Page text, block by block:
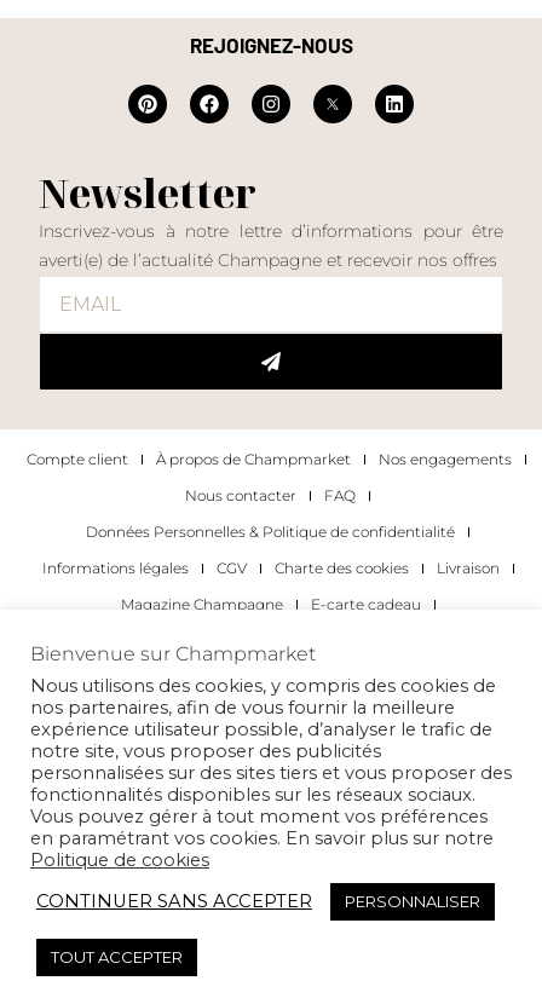
REJOIGNEZ-NOUS
Newsletter
Inscrivez-vous à notre lettre d’informations pour être
averti(e) de l’actualité Champagne et recevoir nos offres
Compte client À propos de Champmarket
Nos engagements
Nous contacter
FAQ
Données Personnelles & Politique de confidentialité
Informations légales
CGV Charte des cookies
Livraison
Magazine Champagne
E-carte cadeau
Les occasions pour déguster du champagne
Pour les particuliers
Pour les entreprises
Copyright 2022 © tous droits réservés. Champmarket.
Bienvenue sur Champmarket
Nous utilisons des cookies, y compris des cookies de
nos partenaires, afin de vous fournir la meilleure
expérience utilisateur possible, d’analyser le trafic de
notre site, vous proposer des publicités
personnalisées sur des sites tiers et vous proposer des
fonctionnalités disponibles sur les réseaux sociaux.
Vous pouvez gérer à tout moment vos préférences
en paramétrant vos cookies. En savoir plus sur notre
Politique de cookies
CONTINUER SANS ACCEPTER
PERSONNALISER
TOUT ACCEPTER